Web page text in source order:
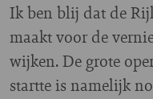
Ik ben blij dat de
maakt voor de
wijken. De grote
startte is namelijk